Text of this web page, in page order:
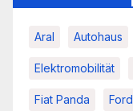
Aral Autohaus
Elektromobilität
Fiat Panda Ford